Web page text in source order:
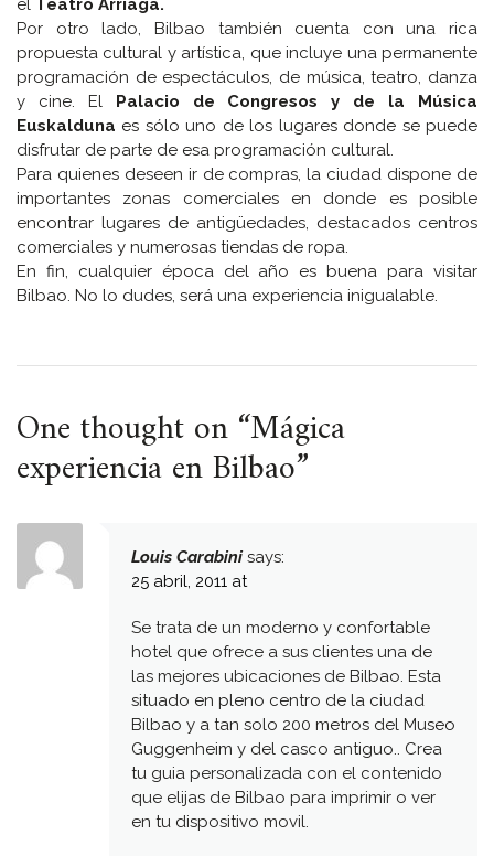
el Teatro Arriaga.
Por otro lado, Bilbao también cuenta con una rica
propuesta cultural y artística, que incluye una permanente
programación de espectáculos, de música, teatro, danza
y cine. El Palacio de Congresos y de la Música
Euskalduna es sólo uno de los lugares donde se puede
disfrutar de parte de esa programación cultural.
Para quienes deseen ir de compras, la ciudad dispone de
importantes zonas comerciales en donde es posible
encontrar lugares de antigüedades, destacados centros
comerciales y numerosas tiendas de ropa.
En fin, cualquier época del año es buena para visitar
Bilbao. No lo dudes, será una experiencia inigualable.
One thought on “Mágica
experiencia en Bilbao”
Louis Carabini says:
25 abril, 2011 at
Se trata de un moderno y confortable
hotel que ofrece a sus clientes una de
las mejores ubicaciones de Bilbao. Esta
situado en pleno centro de la ciudad
Bilbao y a tan solo 200 metros del Museo
Guggenheim y del casco antiguo.. Crea
tu guia personalizada con el contenido
que elijas de Bilbao para imprimir o ver
en tu dispositivo movil.